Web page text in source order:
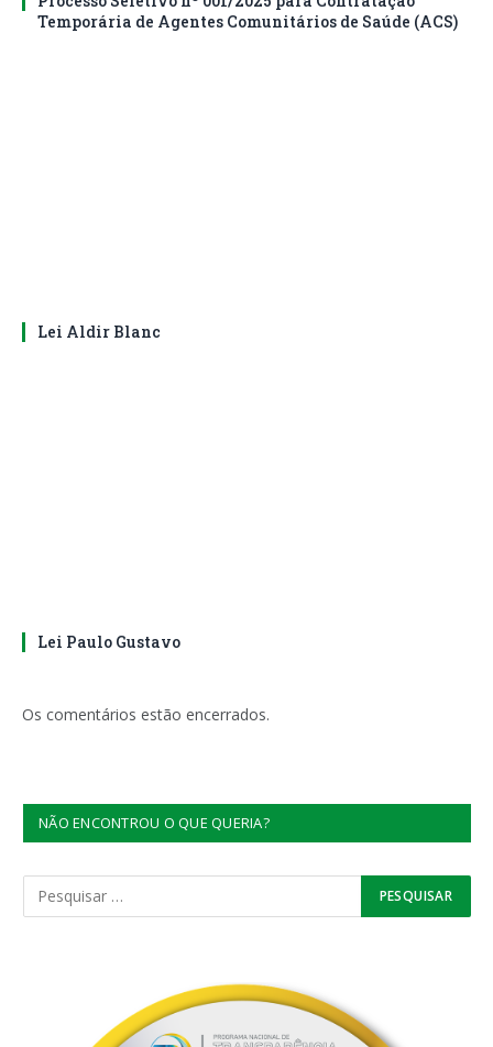
Temporária de Agentes Comunitários de Saúde (ACS)
Lei Aldir Blanc
Lei Paulo Gustavo
Os comentários estão encerrados.
NÃO ENCONTROU O QUE QUERIA?